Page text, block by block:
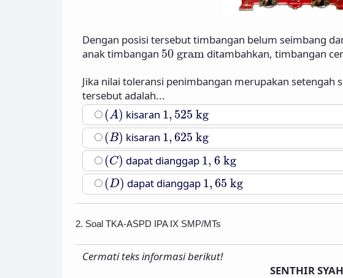
Dengan posisi tersebut timbangan belum seimbang
anak timbangan 50 gram
50gramditambahkan, timbangan
Jika nilai toleransi penimbangan merupakan setengah
tersebut adalah...
(A)
(A) kisaran 1, 525 kg
1,525kg
(B)
(B) kisaran 1,625 kg
1,625kg
(C)
(C) dapat dianggap 1, 6 kg
1,6kg
(D)
(D) dapat dianggap 1,65 kg
1,65kg
2. Soal TKA-ASPD IPA IX SMP/MTs
Cermati teks informasi berikut!
SENTHIR